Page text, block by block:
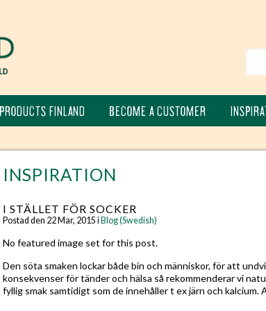
PRODUCTS FINLAND BECOME A CUSTOMER
INSPIRATION
I STÄLLET FÖR SOCKER
Postad den 22 Mar, 2015 i Blog (Swedish)
No featured image set for this post.
Den söta smaken lockar både bin och människor, för att
konsekvenser för tänder och hälsa så rekommenderar vi
fyllig smak samtidigt som de innehåller t ex järn och